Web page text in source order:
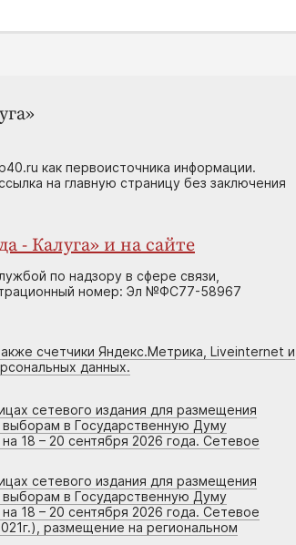
как первоисточника информации.
на главную страницу без заключения
- Калуга» и на сайте
по надзору в сфере связи,
номер: Эл №ФС77-58967
счетчики Яндекс.Метрика, Liveinternet и
данных.
сетевого издания для размещения
выборам в Государственную Думу
18 – 20 сентября 2026 года. Сетевое
сетевого издания для размещения
выборам в Государственную Думу
18 – 20 сентября 2026 года. Сетевое
размещение на региональном